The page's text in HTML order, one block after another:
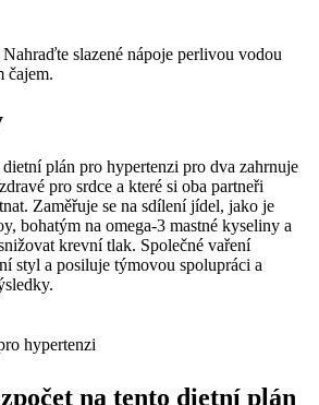
Nahraďte slazené nápoje perlivou vodou
čajem.
plán pro hypertenzi pro dva zahrnuje
pro srdce a které si oba partneři
Zaměřuje se na sdílení jídel, jako je
bohatým na omega-3 mastné kyseliny a
krevní tlak. Společné vaření
styl a posiluje týmovou spolupráci a
hypertenzi
na tento dietní plán